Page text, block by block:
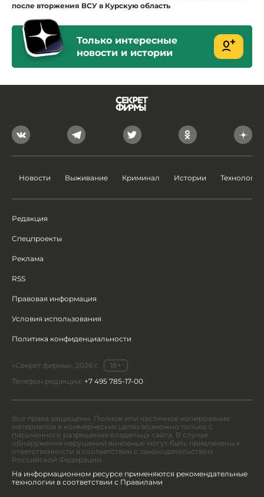
после вторжения ВСУ в Курскую область
Только интересные
новости и истории
Новости Выживание Криминал Истории Технологии
Редакция
Спецпроекты
Реклама
RSS
Правовая информация
Условия использования
Политика конфиденциальности
«Секрет фирмы», 2026 г.
18+
Телефон редакции: +7 495 785-17-00
Все права защищены. Полное или частичное копирование
материалов в коммерческих целях возможно только с
письменного разрешения владельца сайта. В случае
обнаружения нарушений виновные могут быть привлечены к
ответственности в соответствии с законодательством
Российской Федерации.
На информационном ресурсе применяются рекомендательные
технологии в соответствии с Правилами